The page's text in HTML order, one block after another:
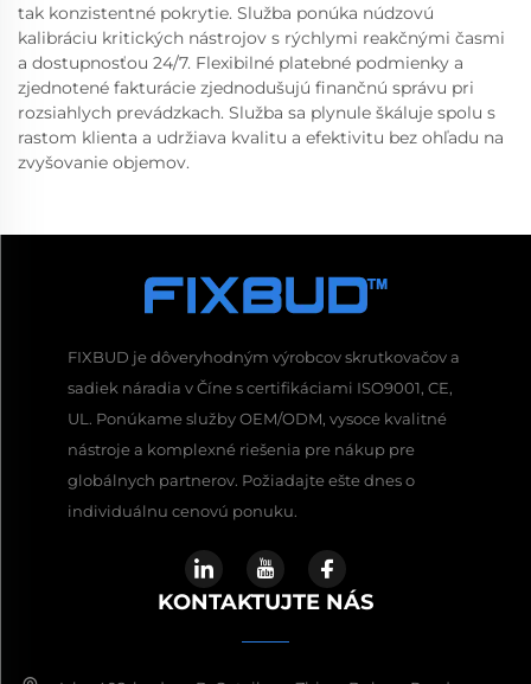
tak konzistentné pokrytie. Služba ponúka núdzovú
kalibráciu kritických nástrojov s rýchlymi reakčnými časmi
a dostupnosťou 24/7. Flexibilné platebné podmienky a
zjednotené fakturácie zjednodušujú finančnú správu pri
rozsiahlych prevádzkach. Služba sa plynule škáluje spolu s
rastom klienta a udržiava kvalitu a efektivitu bez ohľadu na
zvyšovanie objemov.
FIXBUD je dôveryhodným výrobcov skrutkovačov a
sadiek náradia v Číne s certifikáciami ISO9001, CE,
UL. Ponúkame služby OEM/ODM, vysoce kvalitné
nástroje a komplexné riešenia pre nákup pre
globálnych partnerov. Požiadajte ešte dnes o
individuálnu cenovú ponuku.
KONTAKTUJTE NÁS